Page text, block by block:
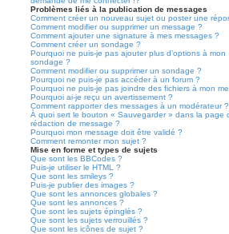
Problèmes liés à la publication de messages
Comment créer un nouveau sujet ou poster une
Comment modifier ou supprimer un message ?
Comment ajouter une signature à mes messages ?
Comment créer un sondage ?
Pourquoi ne puis-je pas ajouter plus d’options à mon
sondage ?
Comment modifier ou supprimer un sondage ?
Pourquoi ne puis-je pas accéder à un forum ?
Pourquoi ne puis-je pas joindre des fichiers à mon
Pourquoi ai-je reçu un avertissement ?
Comment rapporter des messages à un modérateur ?
À quoi sert le bouton « Sauvegarder » dans la page
rédaction de message ?
Pourquoi mon message doit être validé ?
Comment remonter mon sujet ?
Mise en forme et types de sujets
Que sont les BBCodes ?
Puis-je utiliser le HTML ?
Que sont les smileys ?
Puis-je publier des images ?
Que sont les annonces globales ?
Que sont les annonces ?
Que sont les sujets épinglés ?
Que sont les sujets verrouillés ?
Que sont les icônes de sujet ?